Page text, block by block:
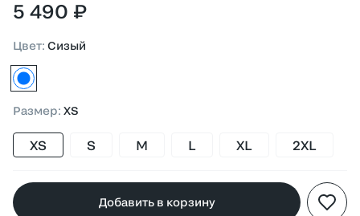
5 490 ₽
Цвет: Сизый
сизый
Размер: XS
XS S M L XL 2XL
Добавить в корзину